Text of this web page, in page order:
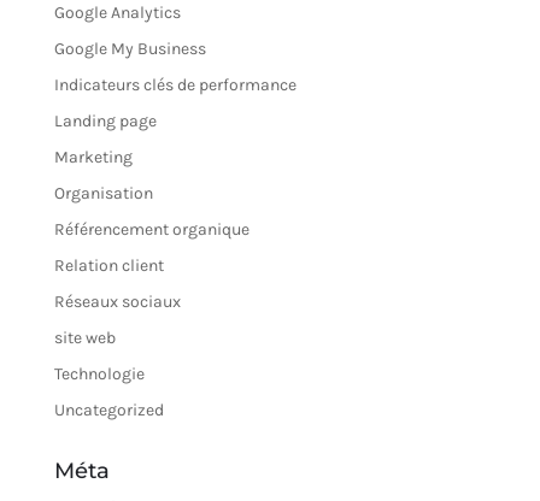
Google Analytics
Google My Business
Indicateurs clés de performance
Landing page
Marketing
Organisation
Référencement organique
Relation client
Réseaux sociaux
site web
Technologie
Uncategorized
Méta